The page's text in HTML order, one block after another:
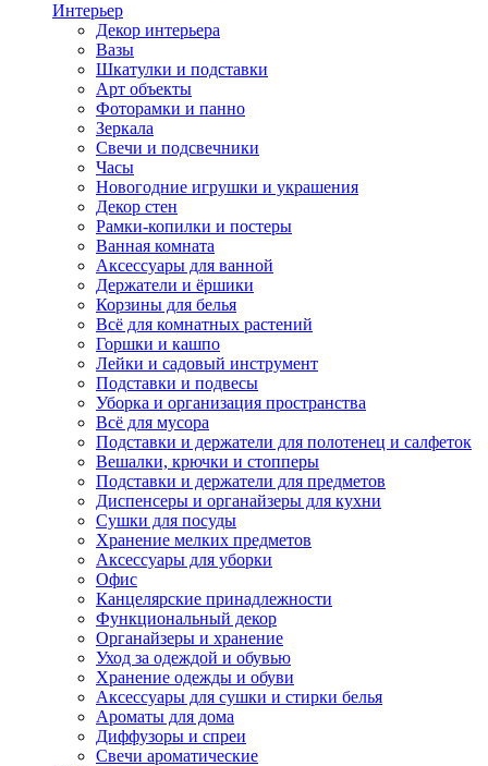
Интерьер
Декор интерьера
Вазы
Шкатулки и подставки
Арт объекты
Фоторамки и панно
Зеркала
Свечи и подсвечники
Часы
Новогодние игрушки и украшения
Декор стен
Рамки-копилки и постеры
Ванная комната
Аксессуары для ванной
Держатели и ёршики
Корзины для белья
Всё для комнатных растений
Горшки и кашпо
Лейки и садовый инструмент
Подставки и подвесы
Уборка и организация пространства
Всё для мусора
Подставки и держатели для полотенец и салфеток
Вешалки, крючки и стопперы
Подставки и держатели для предметов
Диспенсеры и органайзеры для кухни
Сушки для посуды
Хранение мелких предметов
Аксессуары для уборки
Офис
Канцелярские принадлежности
Функциональный декор
Органайзеры и хранение
Уход за одеждой и обувью
Хранение одежды и обуви
Аксессуары для сушки и стирки белья
Ароматы для дома
Диффузоры и спреи
Свечи ароматические